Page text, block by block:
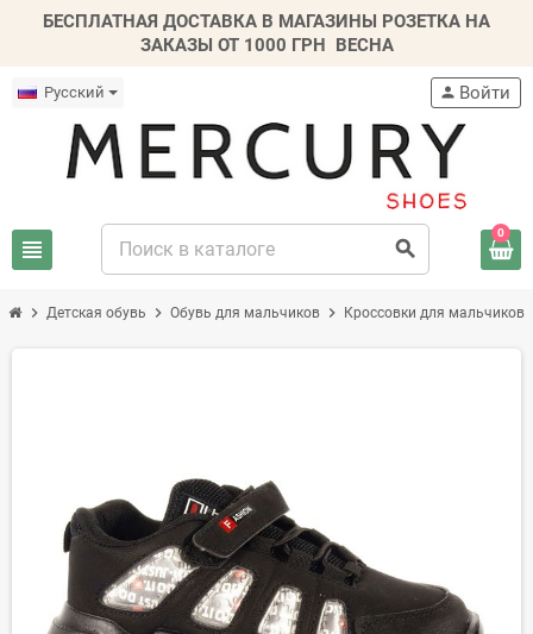
БЕСПЛАТНАЯ ДОСТАВКА В МАГАЗИНЫ РОЗЕТКА НА
ЗАКАЗЫ ОТ 1000 ГРН ВЕСНА
Русский
view_headline search
person Войти
0
chevron_right Детская обувь chevron_right Обувь для мальчиков chevron_right Кроссовки для мальчиков